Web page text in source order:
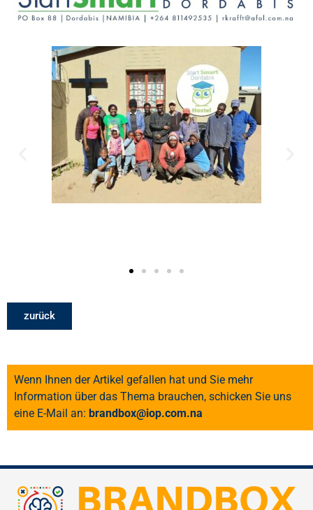
zurück
Wenn Ihnen der Artikel gefallen hat und Sie mehr
Information über das Thema brauchen, schicken Sie uns
eine E-Mail an: brandbox@iop.com.na